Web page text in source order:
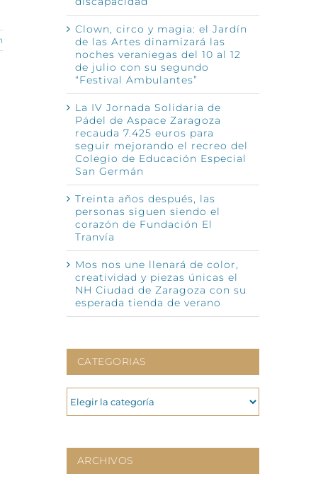
Clown, circo y magia: el Jardín
de las Artes dinamizará las
noches veraniegas del 10 al 12
de julio con su segundo
“Festival Ambulantes”
La IV Jornada Solidaria de
Pádel de Aspace Zaragoza
recauda 7.425 euros para
seguir mejorando el recreo del
Colegio de Educación Especial
San Germán
Treinta años después, las
personas siguen siendo el
corazón de Fundación El
Tranvía
Mos nos une llenará de color,
creatividad y piezas únicas el
NH Ciudad de Zaragoza con su
esperada tienda de verano
CATEGORIAS
CATEGORIAS
ARCHIVOS